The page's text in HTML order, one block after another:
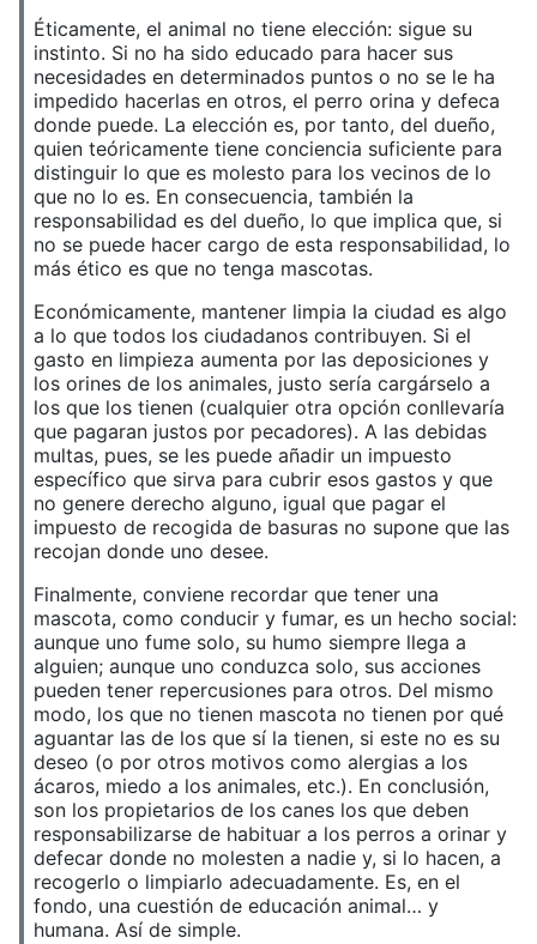
Éticamente, el animal no tiene elección: sigue su
instinto. Si no ha sido educado para hacer sus
necesidades en determinados puntos o no se le ha
impedido hacerlas en otros, el perro orina y defeca
donde puede. La elección es, por tanto, del dueño,
quien teóricamente tiene conciencia suficiente para
distinguir lo que es molesto para los vecinos de lo
que no lo es. En consecuencia, también la
responsabilidad es del dueño, lo que implica que, si
no se puede hacer cargo de esta responsabilidad, lo
más ético es que no tenga mascotas.
Económicamente, mantener limpia la ciudad es algo
a lo que todos los ciudadanos contribuyen. Si el
gasto en limpieza aumenta por las deposiciones y
los orines de los animales, justo sería cargárselo a
los que los tienen (cualquier otra opción conllevaría
que pagaran justos por pecadores). A las debidas
multas, pues, se les puede añadir un impuesto
específico que sirva para cubrir esos gastos y que
no genere derecho alguno, igual que pagar el
impuesto de recogida de basuras no supone que las
recojan donde uno desee.
Finalmente, conviene recordar que tener una
mascota, como conducir y fumar, es un hecho social:
aunque uno fume solo, su humo siempre llega a
alguien; aunque uno conduzca solo, sus acciones
pueden tener repercusiones para otros. Del mismo
modo, los que no tienen mascota no tienen por qué
aguantar las de los que sí la tienen, si este no es su
deseo (o por otros motivos como alergias a los
ácaros, miedo a los animales, etc.). En conclusión,
son los propietarios de los canes los que deben
responsabilizarse de habituar a los perros a orinar y
defecar donde no molesten a nadie y, si lo hacen, a
recogerlo o limpiarlo adecuadamente. Es, en el
fondo, una cuestión de educación animal… y
humana. Así de simple.